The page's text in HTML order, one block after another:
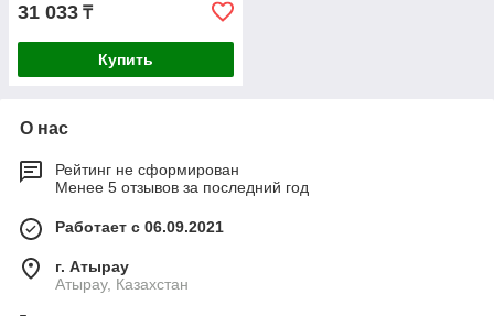
31 033 ₸
Купить
О нас
Рейтинг не сформирован
Менее 5 отзывов за последний год
Работает с 06.09.2021
г. Атырау
Атырау, Казахстан